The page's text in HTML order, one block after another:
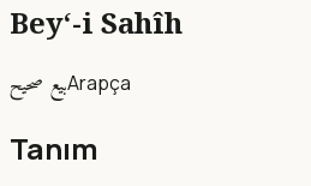
Bey‘-i Sahîh
بيع صحيحArapça
Tanım